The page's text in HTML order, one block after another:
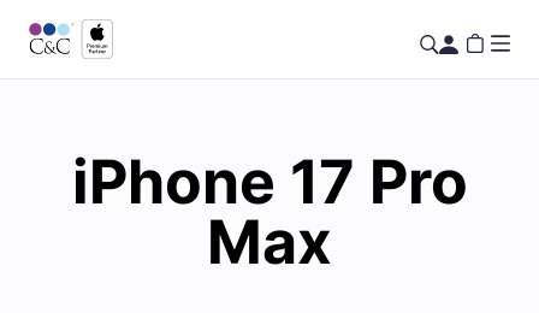
iPhone 17 Pro
Max